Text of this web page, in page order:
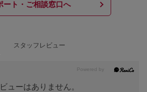
ート・ご相談窓口へ
スタッフレビュー
ューはありません。